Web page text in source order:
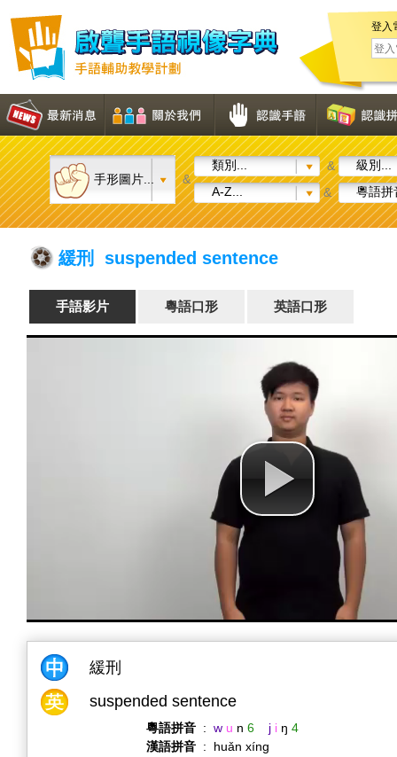
登入
手形圖片... &
類別... &
級別...
A-Z...
& 粵語拼
緩刑 suspended sentence
手語影片 粵語口形 英語口形
緩刑
suspended sentence
粵語拼音 : w u n 6 j i ŋ 4
漢語拼音 :
huǎn xíng